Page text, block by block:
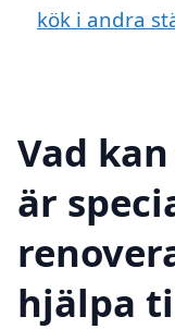
kök i andra
Vad
är
hjälpa